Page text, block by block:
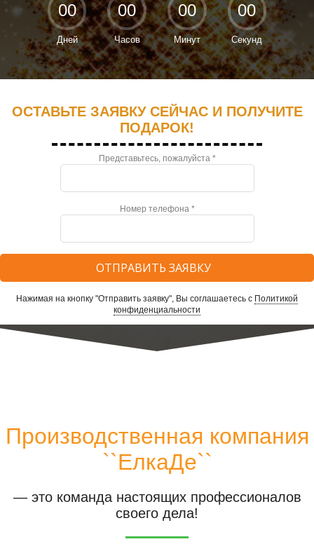
00
Дней
00
Часов
00
Минут
00
Секунд
ОСТАВЬТЕ ЗАЯВКУ СЕЙЧАС И ПОЛУЧИТЕ
ПОДАРОК!
Представьтесь, пожалуйста *
Номер телефона *
Нажимая на кнопку "Отправить заявку", Вы соглашаетесь с Политикой
конфиденциальности
Производственная компания
``ЕлкаДе``
— это команда настоящих профессионалов
своего дела!